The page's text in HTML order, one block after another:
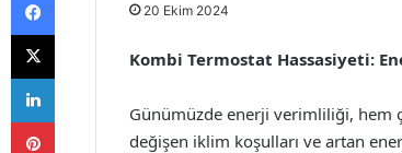
20 Ekim 2024
Kombi Termostat Hassasiyeti:
Günümüzde enerji verimliliği, hem
değişen iklim koşulları ve artan
X
LinkedIn
Pinterest